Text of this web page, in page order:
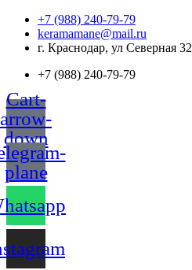
Перейти
содержимому
+7 (988) 240-79-79
keramamane@mail.ru
г. Краснодар, ул Северная
+7 (988) 240-79-79
Cart-
arrow-
down
plane